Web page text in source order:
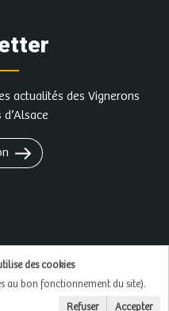
actualités des Vignerons
pour la santé, à
modération
des cookies
au bon fonctionnement du site).
Refuser Accepter